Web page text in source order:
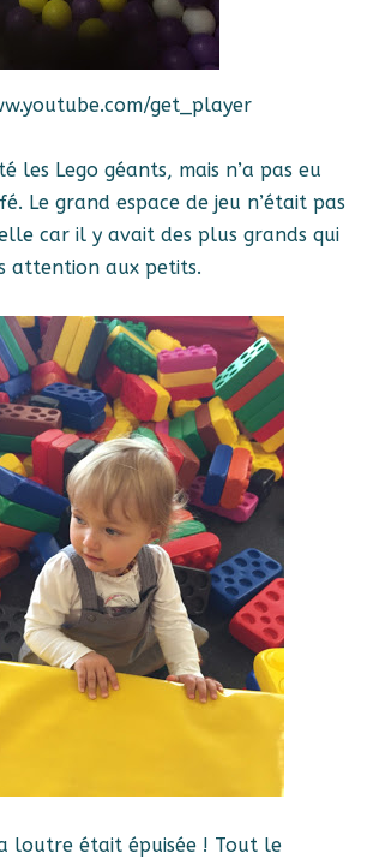
get_player
les Lego géants, mais n’a pas eu
Le grand espace de jeu n’était pas
car il y avait des plus grands qui
attention aux petits.
loutre était épuisée ! Tout le